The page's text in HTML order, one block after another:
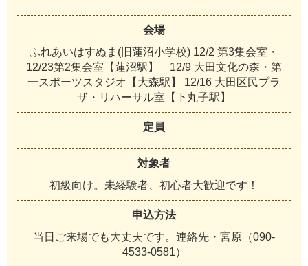
会場
ふれあいはすぬ ま ( 旧蓮沼小学校) 12/2 第3集会室 ・
12/23第2集会室 【蓮沼駅 】 12/9 大田文化の森 ・ 第
一スポーツス タ ジオ 【 大森駅 】 12/16 大田 区民プラ
ザ ・ リ ハーサル室 【下丸子駅 】
定員
対象者
初級向け。 未経験者 初心者大歓迎です ！
申込方法
当 日 ご来場でも大丈夫です。 連絡先 ・ 宮原 （090-
4533-0581）